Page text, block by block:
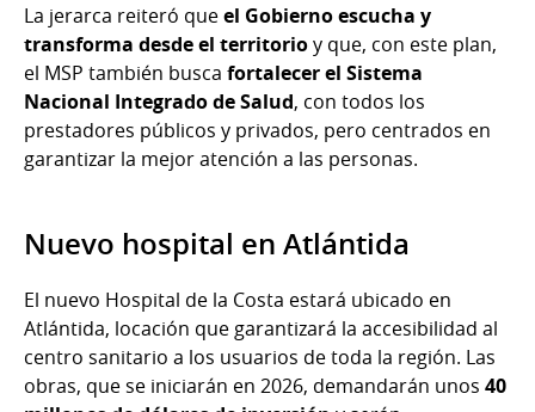
La jerarca reiteró queel Gobierno escucha y
transforma desde el territorioy que, con este plan,
el MSP también busca fortalecer el Sistema
Nacional Integrado de Salud, con todos los
prestadores públicos y privados, pero centrados en
garantizar la mejor atención a las personas.
Nuevo hospital en Atlántida
El nuevo Hospital de la Costa estará ubicado en
Atlántida, locación que garantizará la accesibilidad al
centro sanitario a los usuarios de toda la región. Las
obras, que se iniciarán en 2026, demandarán unos 40